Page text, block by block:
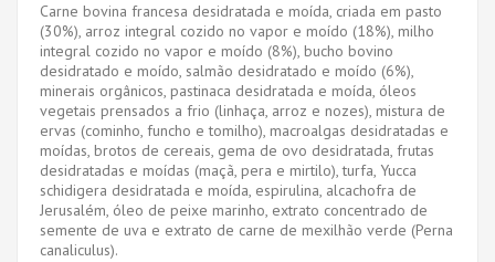
Carne bovina francesa desidratada e moída, criada em pasto
(30%), arroz integral cozido no vapor e moído (18%), milho
integral cozido no vapor e moído (8%), bucho bovino
desidratado e moído, salmão desidratado e moído (6%),
minerais orgânicos, pastinaca desidratada e moída, óleos
vegetais prensados ​​a frio (linhaça, arroz e nozes), mistura de
ervas (cominho, funcho e tomilho), macroalgas desidratadas e
moídas, brotos de cereais, gema de ovo desidratada, frutas
desidratadas e moídas (maçã, pera e mirtilo), turfa, Yucca
schidigera desidratada e moída, espirulina, alcachofra de
Jerusalém, óleo de peixe marinho, extrato concentrado de
semente de uva e extrato de carne de mexilhão verde (Perna
canaliculus).